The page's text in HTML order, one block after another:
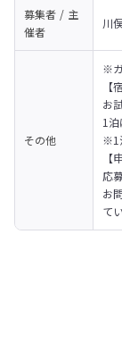
募集者 / 主
催者
川
その他
※
【
お
1
※1
【
応
お
て